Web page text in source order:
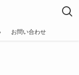
お問い合わせ